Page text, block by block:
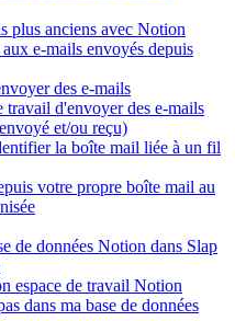
plus anciens avec Notion
e-mails envoyés depuis
des e-mails
travail d'envoyer des e-mails
et/ou reçu)
la boîte mail liée à un fil
votre propre boîte mail au
de données Notion dans Slap
espace de travail Notion
dans ma base de données